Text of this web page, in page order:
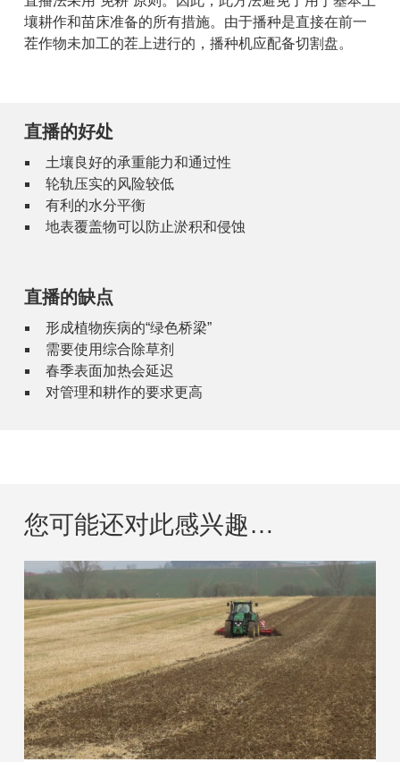
壤耕作和苗床准备的所有措施。由于播种是直接在前一
茬作物未加工的茬上进行的，播种机应配备切割盘。
直播的好处
土壤良好的承重能力和通过性
轮轨压实的风险较低
有利的水分平衡
地表覆盖物可以防止淤积和侵蚀
直播的缺点
形成植物疾病的“绿色桥梁”
需要使用综合除草剂
春季表面加热会延迟
对管理和耕作的要求更高
您可能还对此感兴趣…